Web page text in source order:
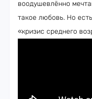
воодушевлённо
такое любовь. Но
«кризис среднего